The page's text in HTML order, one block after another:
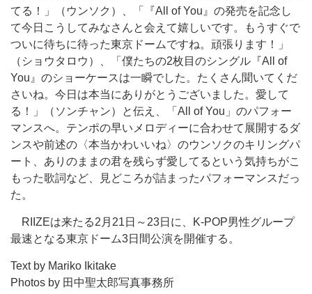
てる！」（ウンソク）、「『All of You』の発売を記念し
て今日こうしてみなさんと会えて嬉しいです。もうすぐで
ついに待ちに待った東京ドームですね。頑張ります！」
（ショウタロウ）、「僕たちの2枚目のシングル『All of
You』のショーケースは一瞬でした。たくさん聞いてくだ
さいね。今日は本当にありがとうございました。愛して
る！」（ソンチャン）と伝え、「All of You」のパフォー
マンスへ。テンポの早いメロディーに合わせて展開するダ
ンスや前述の〈本当かわいいね〉のウンソクのキリングパ
ート、ありのままの君を残らず愛してるという気持ちがこ
もった歌詞など、見どころが詰まったパフォーマンスだっ
た。
RIIZEは来たる2月21日～23日に、K-POP男性グループ
最速となる東京ドーム3日間公演を開催する。
Text by Mariko Ikitake
Photos by 田中聖太郎写真事務所